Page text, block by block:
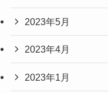
2023年5月
2023年4月
2023年1月